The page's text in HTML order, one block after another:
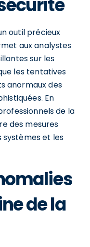
outil précieux
aux analystes
sur les
les tentatives
anormaux des
En
de la
des mesures
et les
de la